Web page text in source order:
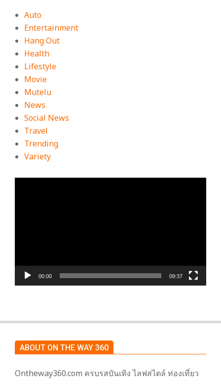
Auto
Entertainment
Hang Out
Health
Lifestyle
Movie
Mutelu
News
Social News
Travel
Trending
Variety
00:00 09:37
ABOUT ON THE WAY 360
Ontheway360.com ครบรสบันเทิง ไลฟสไตล์ ท่องเที่ยว